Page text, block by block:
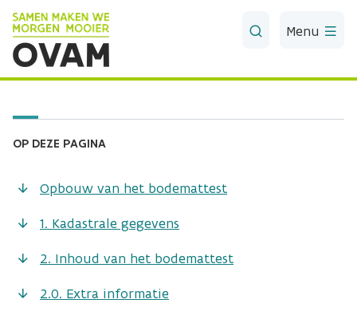
Skip to Main Content
Menu
OP DEZE PAGINA
Opbouw van het bodemattest
1. Kadastrale gegevens
2. Inhoud van het bodemattest
2.0. Extra informatie